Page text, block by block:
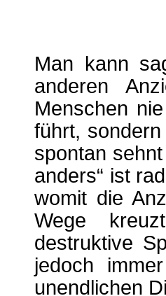
Man kann
anderen
Menschen
führt,
spontan
anders“ ist
womit die
Wege
destruktive
jedoch
unendlichen